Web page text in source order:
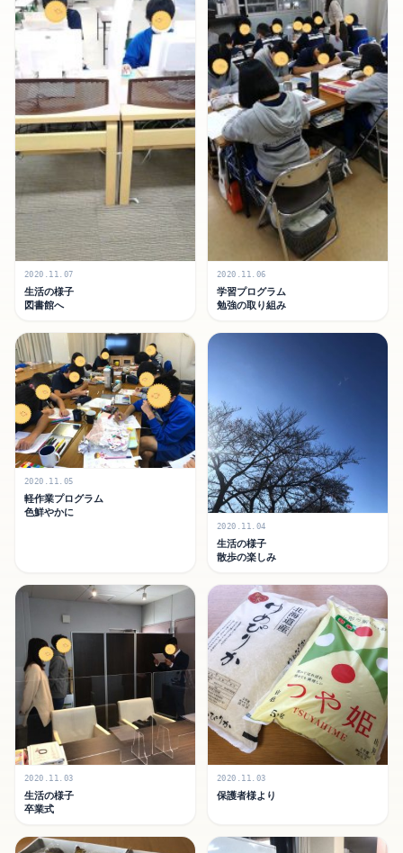
2020.11.07
生活の様子
図書館へ
2020.11.06
学習プログラム
勉強の取り組み
2020.11.05
軽作業プログラム
色鮮やかに
2020.11.04
生活の様子
散歩の楽しみ
2020.11.03
生活の様子
卒業式
2020.11.03
保護者様より